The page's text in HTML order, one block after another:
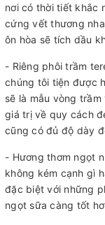
nơi có thời tiết khắc
cứng vết thương
ôn hòa sẽ tích dầu
- Riêng phôi trầm
chúng tôi tiện được
sẽ là mẫu vòng
giá trị về quy cách
cũng có đủ độ dày
- Hương thơm ngọt
không kém cạnh gì
đặc biệt với những
ngọt sữa càng tốt